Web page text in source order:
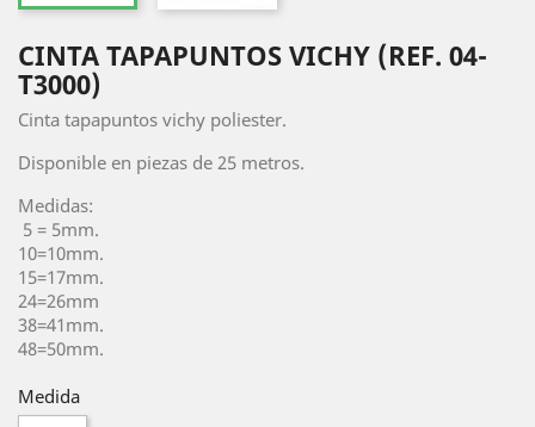
CINTA TAPAPUNTOS VICHY (REF. 04-
T3000)
Cinta tapapuntos vichy poliester.
Disponible en piezas de 25 metros.
Medidas:
5 = 5mm.
10=10mm.
15=17mm.
24=26mm
38=41mm.
48=50mm.
Medida